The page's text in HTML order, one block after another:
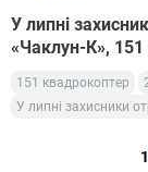
У липні
«Чаклун-К»,
151 квадрокоптер
У липні захисники
1